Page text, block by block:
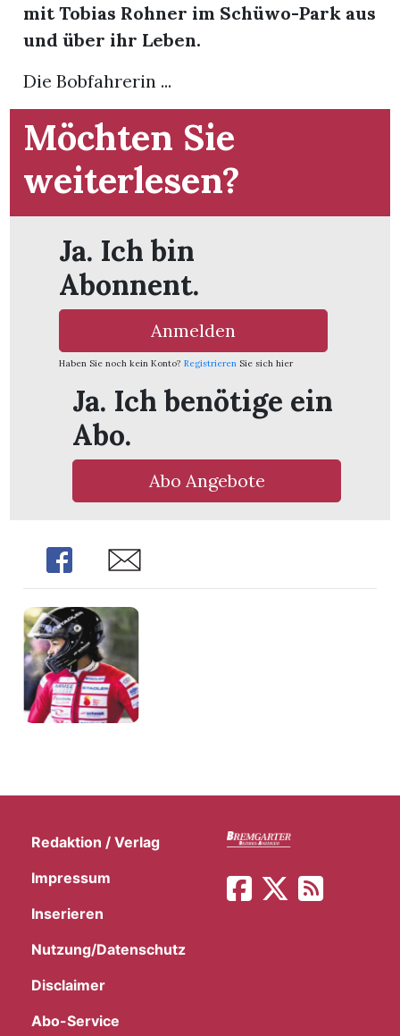
mit Tobias Rohner im Schüwo-Park aus
und über ihr Leben.
Die Bobfahrerin ...
Möchten Sie
weiterlesen?
Ja. Ich bin
Abonnent.
Anmelden
Haben Sie noch kein Konto? Registrieren Sie sich hier
Ja. Ich benötige ein
Abo.
Abo Angebote
Share Share
Redaktion / Verlag
Impressum
Inserieren
Nutzung/Datenschutz
Disclaimer
Abo-Service